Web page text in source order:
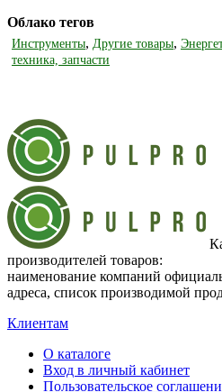
Облако тегов
Инструменты, Другие товары,
техника, запчасти
производителей товаров:
наименование компаний
адреса, список производимой
Клиентам
О каталоге
Вход в личный кабинет
Пользовательское